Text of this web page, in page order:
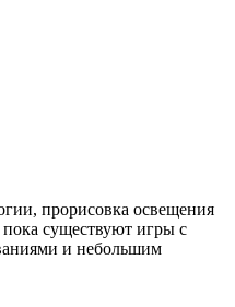
прорисовка освещения
пока существуют игры с
и небольшим